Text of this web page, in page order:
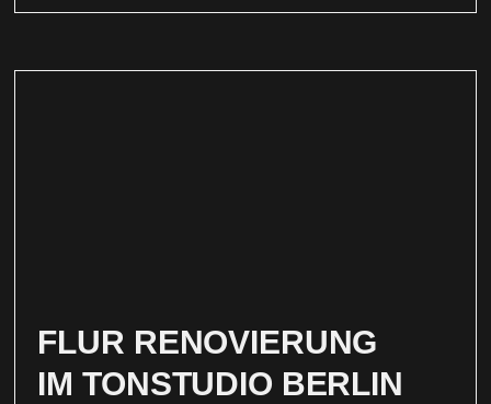
FLUR RENOVIERUNG
IM TONSTUDIO BERLIN